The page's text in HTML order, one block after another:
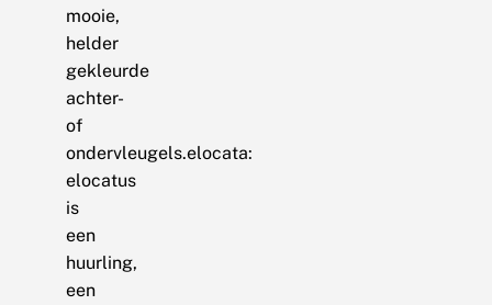
mooie,
helder
gekleurde
achter-
of
ondervleugels.elocata:
elocatus
is
een
huurling,
een